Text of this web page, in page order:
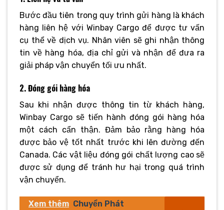
Bước đầu tiên trong quy trình gửi hàng là khách
hàng liên hệ với Winbay Cargo để được tư vấn
cụ thể về dịch vụ. Nhân viên sẽ ghi nhận thông
tin về hàng hóa, địa chỉ gửi và nhận để đưa ra
giải pháp vận chuyển tối ưu nhất.
2. Đóng gói hàng hóa
Sau khi nhận được thông tin từ khách hàng,
Winbay Cargo sẽ tiến hành đóng gói hàng hóa
một cách cẩn thận. Đảm bảo rằng hàng hóa
được bảo vệ tốt nhất trước khi lên đường đến
Canada. Các vật liệu đóng gói chất lượng cao sẽ
được sử dụng để tránh hư hại trong quá trình
vận chuyển.
Xem thêm Chuyển Phát